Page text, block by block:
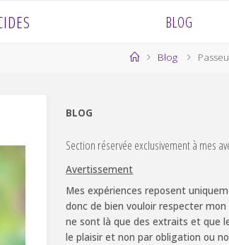
IDES BLOG
HomeBlog
BLOG
Section réservée exclusivement à mes
Avertissement
Mes expériences reposent
donc de bien vouloir respecter
ne sont là que des extraits et que
le plaisir et non par obligation ou